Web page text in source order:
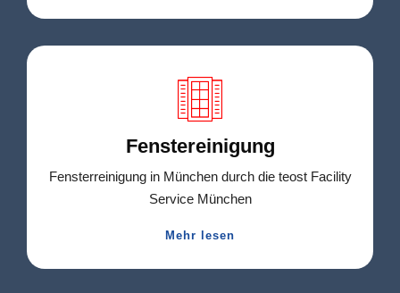
Fenstereinigung
Fensterreinigung in München durch die teost Facility
Service München
Mehr lesen